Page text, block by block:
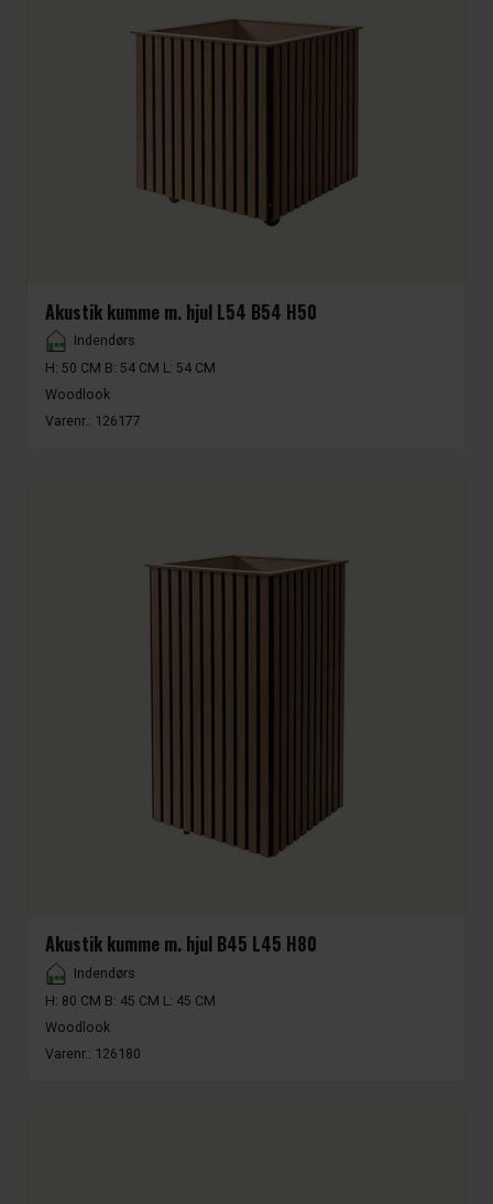
Akustik kumme m. hjul L54 B54 H50
Placement
Indendørs
H: 50 CM B: 54 CM L: 54 CM
Woodlook
Varenr.: 126177
Akustik kumme m. hjul B45 L45 H80
Placement
Indendørs
H: 80 CM B: 45 CM L: 45 CM
Woodlook
Varenr.: 126180